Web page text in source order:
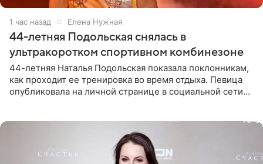
1 час назад Елена Нужная
44-летняя Подольская снялась в
ультракоротком спортивном комбинезоне
44-летняя Наталья Подольская показала поклонникам,
как проходит ее тренировка во время отдыха. Певица
опубликовала на личной странице в социальной сети